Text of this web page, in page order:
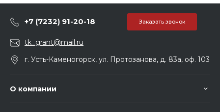
+7 (7232) 91-20-18 Заказать звонок
tk_grant@mail.ru
г. Усть-Каменогорск, ул. Протозанова, д. 83а, оф. 103
О компании